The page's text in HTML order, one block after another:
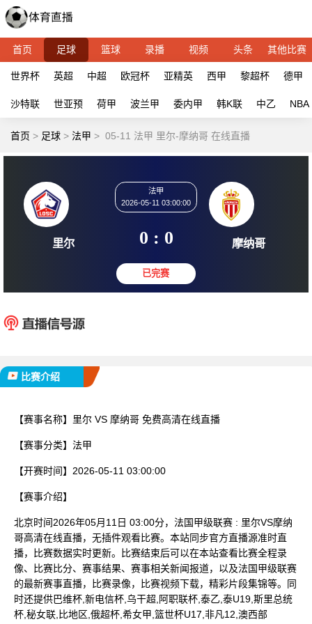
首页 足球 篮球 录播 视频 头条 其他比赛
世界杯 英超 中超 欧冠杯 亚精英 西甲 黎超杯 德甲
沙特联 世亚预 荷甲 波兰甲 委内甲 韩K联 中乙 NBA
首页 > 足球 > 法甲 > 05-11 法甲 里尔-摩纳哥 在线直播
里尔
2026-05-11 03:00:00
0 : 0 摩
比赛介绍
【赛事名称】 里尔 VS 摩纳哥 免费高清在线直播
【赛事分类】 法甲
【开赛时间】 2026-05-11 03:00:00
【赛事介绍】
北京时间2026年05月11日 03:00分，法国甲级联赛 : 里尔VS摩纳
哥高清在线直播，无插件观看比赛。本站同步官方直播源准时直
播，比赛数据实时更新。比赛结束后可以在本站查看比赛全程录
像、比赛比分、赛事结果、赛事相关新闻报道，以及法国甲级联赛
的最新赛事直播，比赛录像，比赛视频下载，精彩片段集锦等。同
时还提供巴维杯,新电信杯,乌干超,阿职联杯,泰乙,泰U19,斯里总统
杯,秘女联,比地区,俄超杯,希女甲,篮世杯U17,非凡12,澳西部